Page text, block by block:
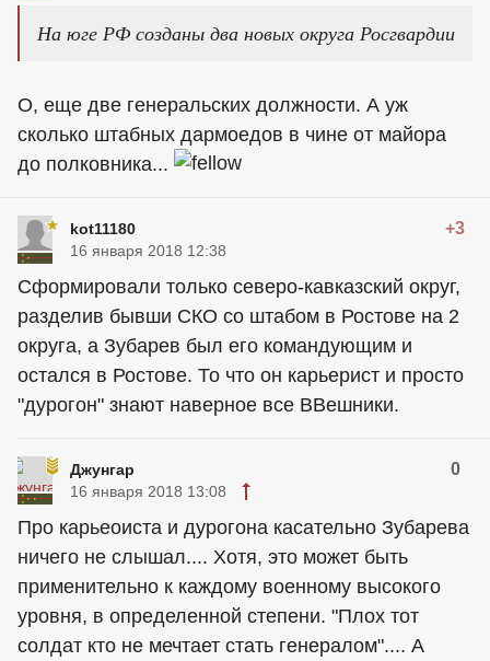
На юге РФ созданы два новых округа Росгвардии
О, еще две генеральских должности. А уж
сколько штабных дармоедов в чине от майора
до полковника...
kot11180 +3
16 января 2018 12:38
Сформировали только северо-кавказский округ,
разделив бывши СКО со штабом в Ростове на 2
округа, а Зубарев был его командующим и
остался в Ростове. То что он карьерист и просто
"дурогон" знают наверное все ВВешники.
Джунгар 0
16 января 2018 13:08
Про карьеоиста и дурогона касательно Зубарева
ничего не слышал.... Хотя, это может быть
применительно к каждому военному высокого
уровня, в определенной степени. "Плох тот
солдат кто не мечтает стать генералом".... А